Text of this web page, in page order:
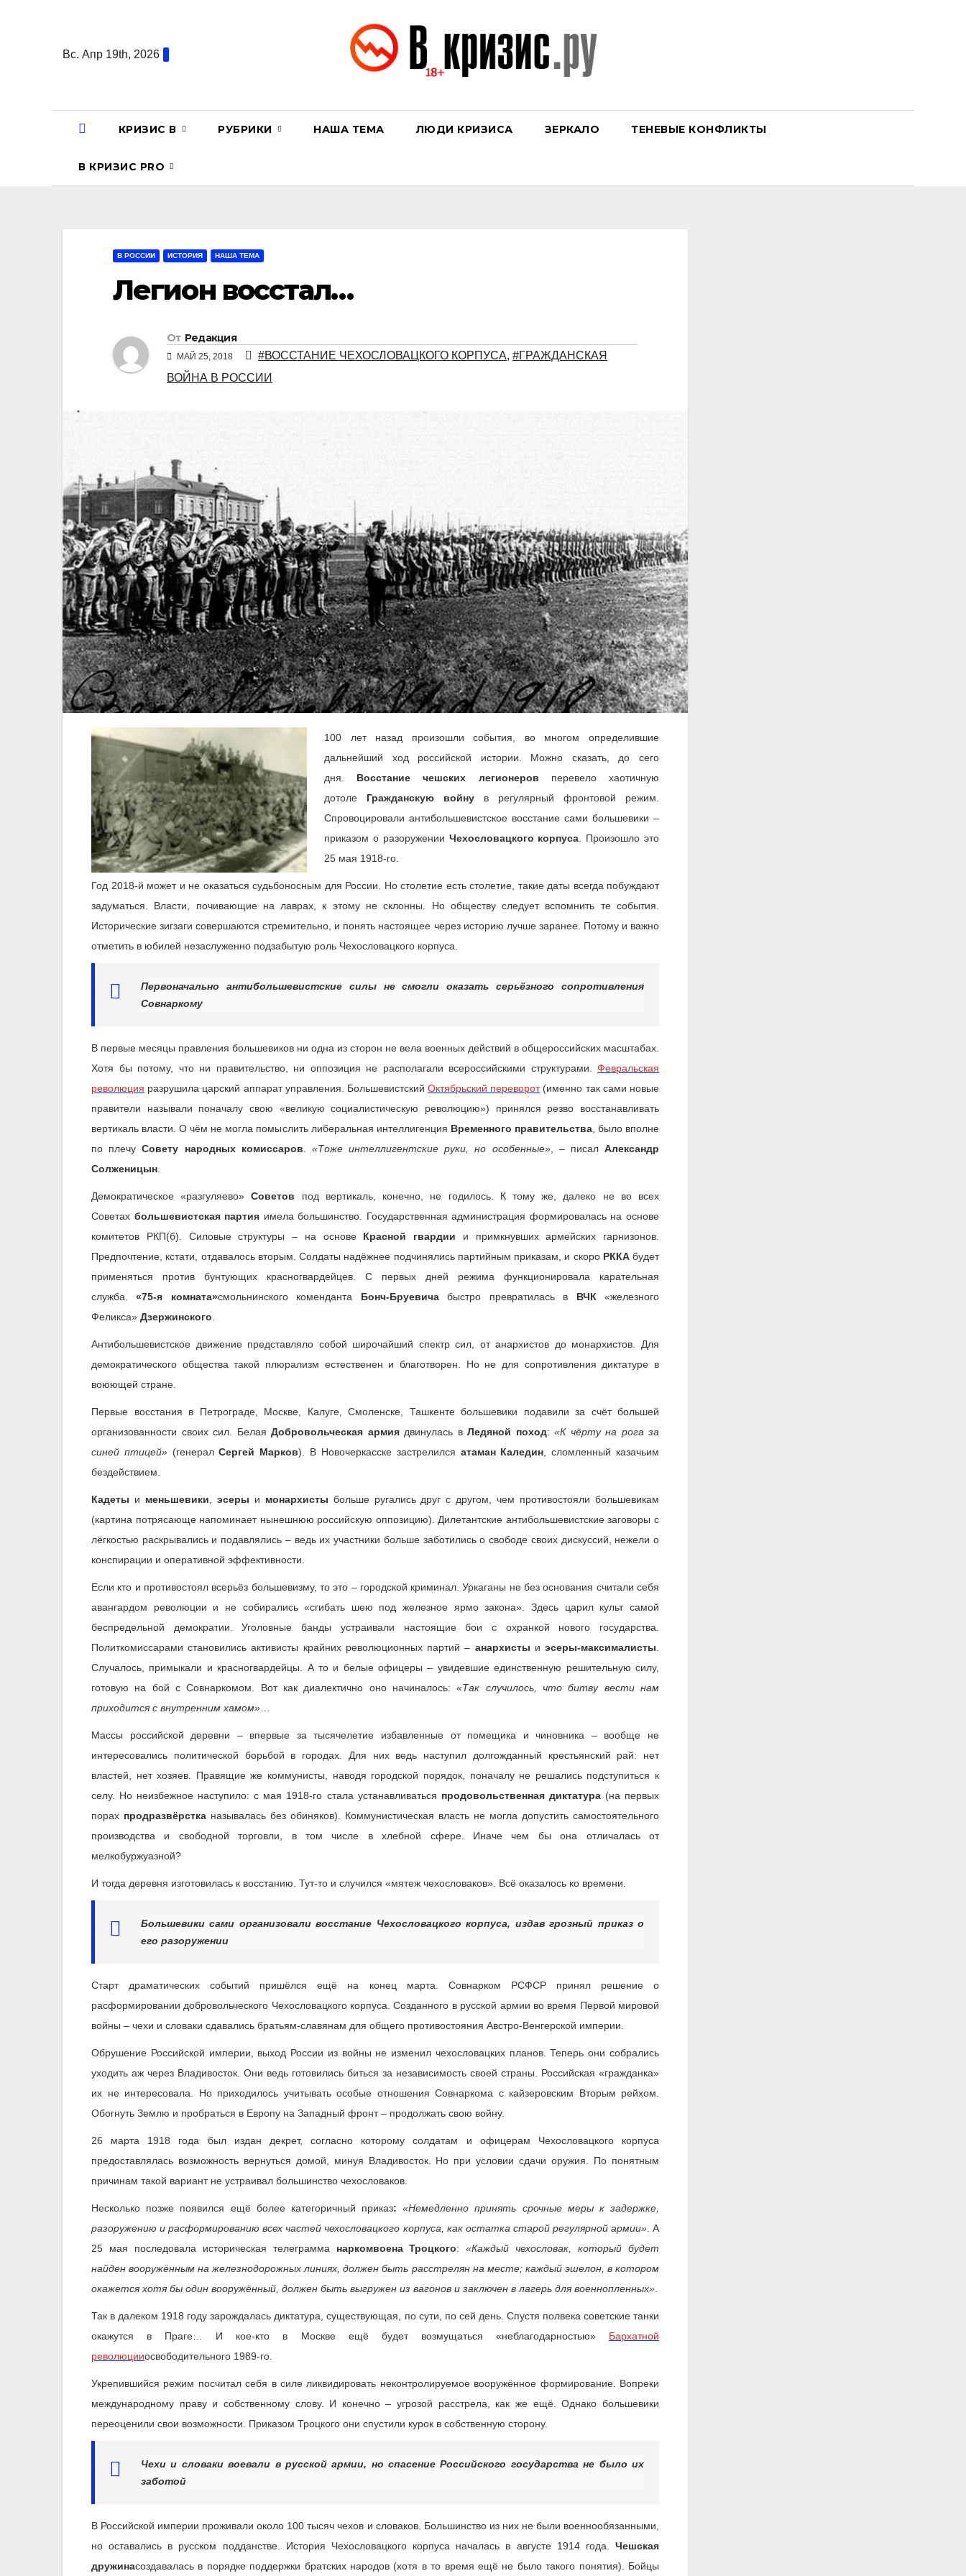
содержаниюВс. Апр 19th, 2026
КРИЗИС В РУБРИКИ НАША ТЕМА ЛЮДИ КРИЗИСА ЗЕРКАЛО ТЕНЕВЫЕ КОНФЛИКТЫ
В КРИЗИС PRO
В РОССИИ ИСТОРИЯ НАША ТЕМА
Легион восстал…
От Редакция
МАЙ 25, 2018 #ВОССТАНИЕ ЧЕХОСЛОВАЦКОГО КОРПУСА, #ГРАЖДАНСКАЯ
ВОЙНА В РОССИИ
100 лет назад произошли события, во многом определившие
дальнейший ход российской истории. Можно сказать, до сего
дня. Восстание чешских легионеров перевело хаотичную
дотоле Гражданскую войну в регулярный фронтовой режим.
Спровоцировали антибольшевистское восстание сами большевики –
приказом о разоружении Чехословацкого корпуса . Произошло это
25 мая 1918-го.
Год 2018-й может и не оказаться судьбоносным для России. Но столетие есть столетие, такие даты всегда побуждают
задуматься. Власти, почивающие на лаврах, к этому не склонны. Но обществу следует вспомнить те события.
Исторические зигзаги совершаются стремительно, и понять настоящее через историю лучше заранее. Потому и важно
отметить в юбилей незаслуженно подзабытую роль Чехословацкого корпуса.
Первоначально антибольшевистские силы не смогли оказать серьёзного сопротивления
Совнаркому
В первые месяцы правления большевиков ни одна из сторон не вела военных действий в общероссийских масштабах.
Хотя бы потому, что ни правительство, ни оппозиция не располагали всероссийскими структурами. Февральская
революция разрушила царский аппарат управления. БольшевистскийОктябрьский переворот(именно так сами новые
правители называли поначалу свою «великую социалистическую революцию») принялся резво восстанавливать
вертикаль власти. О чём не могла помыслить либеральная интеллигенция Временного правительства, было вполне
по плечуСовету народных комиссаров «Тоже интеллигентские руки, но особенные», – писалАлександр
Солженицын
Демократическое «разгуляево»Советов под вертикаль, конечно, не годилось. К тому же, далеко не во всех
Советах большевистская партия имела большинство. Государственная администрация формировалась на основе
комитетов РКП(б). Силовые структуры – на основе Красной гвардии и примкнувших армейских гарнизонов.
Предпочтение, кстати, отдавалось вторым. Солдаты надёжнее подчинялись партийным приказам, и скоро РККАбудет
применяться против бунтующих красногвардейцев. С первых дней режима функционировала карательная
служба.«75-я комната»смольнинского коменданта Бонч-Бруевичабыстро превратилась в ВЧК «железного
Феликса» Дзержинского
Антибольшевистское движение представляло собой широчайший спектр сил, от анархистов до монархистов. Для
демократического общества такой плюрализм естественен и благотворен. Но не для сопротивления диктатуре в
воюющей стране.
Первые восстания в Петрограде, Москве, Калуге, Смоленске, Ташкенте большевики подавили за счёт большей
организованности своих сил. Белая Добровольческая армиядвинулась в Ледяной поход: «К чёрту на рога за
синей птицей»(генералСергей Марков). В Новочеркасске застрелился атаман Каледин , сломленный казачьим
бездействием.
Кадеты и меньшевики эсеры и монархисты больше ругались друг с другом, чем противостояли большевикам
(картина потрясающе напоминает нынешнюю российскую оппозицию). Дилетантские антибольшевистские заговоры с
лёгкостью раскрывались и подавлялись – ведь их участники больше заботились о свободе своих дискуссий, нежели о
конспирации и оперативной эффективности.
Если кто и противостоял всерьёз большевизму, то это – городской криминал. Уркаганы не без основания считали себя
авангардом революции и не собирались «сгибать шею под железное ярмо закона». Здесь царил культ самой
беспредельной демократии. Уголовные банды устраивали настоящие бои с охранкой нового государства.
Политкомиссарами становились активисты крайних революционных партий – анархисты иэсеры-максималисты
Случалось, примыкали и красногвардейцы. А то и белые офицеры – увидевшие единственную решительную силу,
готовую на бой с Совнаркомом. Вот как диалектично оно начиналось:«Так случилось, что битву вести нам
приходится с внутренним хамом»
Массы российской деревни – впервые за тысячелетие избавленные от помещика и чиновника – вообще не
интересовались политической борьбой в городах. Для них ведь наступил долгожданный крестьянский рай: нет
властей, нет хозяев. Правящие же коммунисты, наводя городской порядок, поначалу не решались подступиться к
селу. Но неизбежное наступило: с мая 1918-го стала устанавливаться продовольственная диктатура(на первых
порах продразвёрстка называлась без обиняков). Коммунистическая власть не могла допустить самостоятельного
производства и свободной торговли, в том числе в хлебной сфере. Иначе чем бы она отличалась от
мелкобуржуазной?
И тогда деревня изготовилась к восстанию. Тут-то и случился «мятеж чехословаков». Всё оказалось ко времени.
Большевики сами организовали восстание Чехословацкого корпуса, издав грозный приказ о
его разоружении
Старт драматических событий пришёлся ещё на конец марта. Совнарком РСФСР принял решение о
расформировании добровольческого Чехословацкого корпуса. Созданного в русской армии во время Первой мировой
войны – чехи и словаки сдавались братьям-славянам для общего противостояния Австро-Венгерской империи.
Обрушение Российской империи, выход России из войны не изменил чехословацких планов. Теперь они собрались
уходить аж через Владивосток. Они ведь готовились биться за независимость своей страны. Российская «гражданка»
их не интересовала. Но приходилось учитывать особые отношения Совнаркома с кайзеровским Вторым рейхом.
Обогнуть Землю и пробраться в Европу на Западный фронт – продолжать свою войну.
26 марта 1918 года был издан декрет, согласно которому солдатам и офицерам Чехословацкого корпуса
предоставлялась возможность вернуться домой, минуя Владивосток. Но при условии сдачи оружия. По понятным
причинам такой вариант не устраивал большинство чехословаков.
Несколько позже появился ещё более категоричный приказ:«Немедленно принять срочные меры к задержке,
разоружению и расформированию всех частей чехословацкого корпуса, как остатка старой регулярной армии». А
25 мая последовала историческая телеграмма наркомвоена Троцкого:«Каждый чехословак, который будет
найден вооружённым на железнодорожных линиях, должен быть расстрелян на месте; каждый эшелон, в котором
окажется хотя бы один вооружённый, должен быть выгружен из вагонов и заключен в лагерь для военнопленных»
Так в далеком 1918 году зарождалась диктатура, существующая, по сути, по сей день. Спустя полвека советские танки
окажутся в Праге… И кое-кто в Москве ещё будет возмущаться «неблагодарностью» Бархатной
революцииосвободительного 1989-го.
Укрепившийся режим посчитал себя в силе ликвидировать неконтролируемое вооружённое формирование. Вопреки
международному праву и собственному слову. И конечно – угрозой расстрела, как же ещё. Однако большевики
переоценили свои возможности. Приказом Троцкого они спустили курок в собственную сторону.
Чехи и словаки воевали в русской армии, но спасение Российского государства не было их
заботой
В Российской империи проживали около 100 тысяч чехов и словаков. Большинство из них не были военнообязанными,
но оставались в русском подданстве. История Чехословацкого корпуса началась в августе 1914 года. Чешская
дружинасоздавалась в порядке поддержки братских народов (хотя в то время ещё не было такого понятия). Бойцы